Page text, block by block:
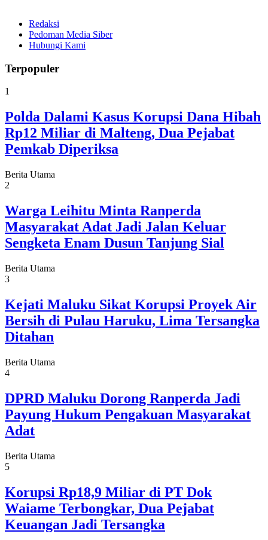
Redaksi
Pedoman Media Siber
Hubungi Kami
Terpopuler
1
Polda Dalami Kasus Korupsi Dana Hibah
Rp12 Miliar di Malteng, Dua Pejabat
Pemkab Diperiksa
Berita Utama
2
Warga Leihitu Minta Ranperda
Masyarakat Adat Jadi Jalan Keluar
Sengketa Enam Dusun Tanjung Sial
Berita Utama
3
Kejati Maluku Sikat Korupsi Proyek Air
Bersih di Pulau Haruku, Lima Tersangka
Ditahan
Berita Utama
4
DPRD Maluku Dorong Ranperda Jadi
Payung Hukum Pengakuan Masyarakat
Adat
Berita Utama
5
Korupsi Rp18,9 Miliar di PT Dok
Waiame Terbongkar, Dua Pejabat
Keuangan Jadi Tersangka